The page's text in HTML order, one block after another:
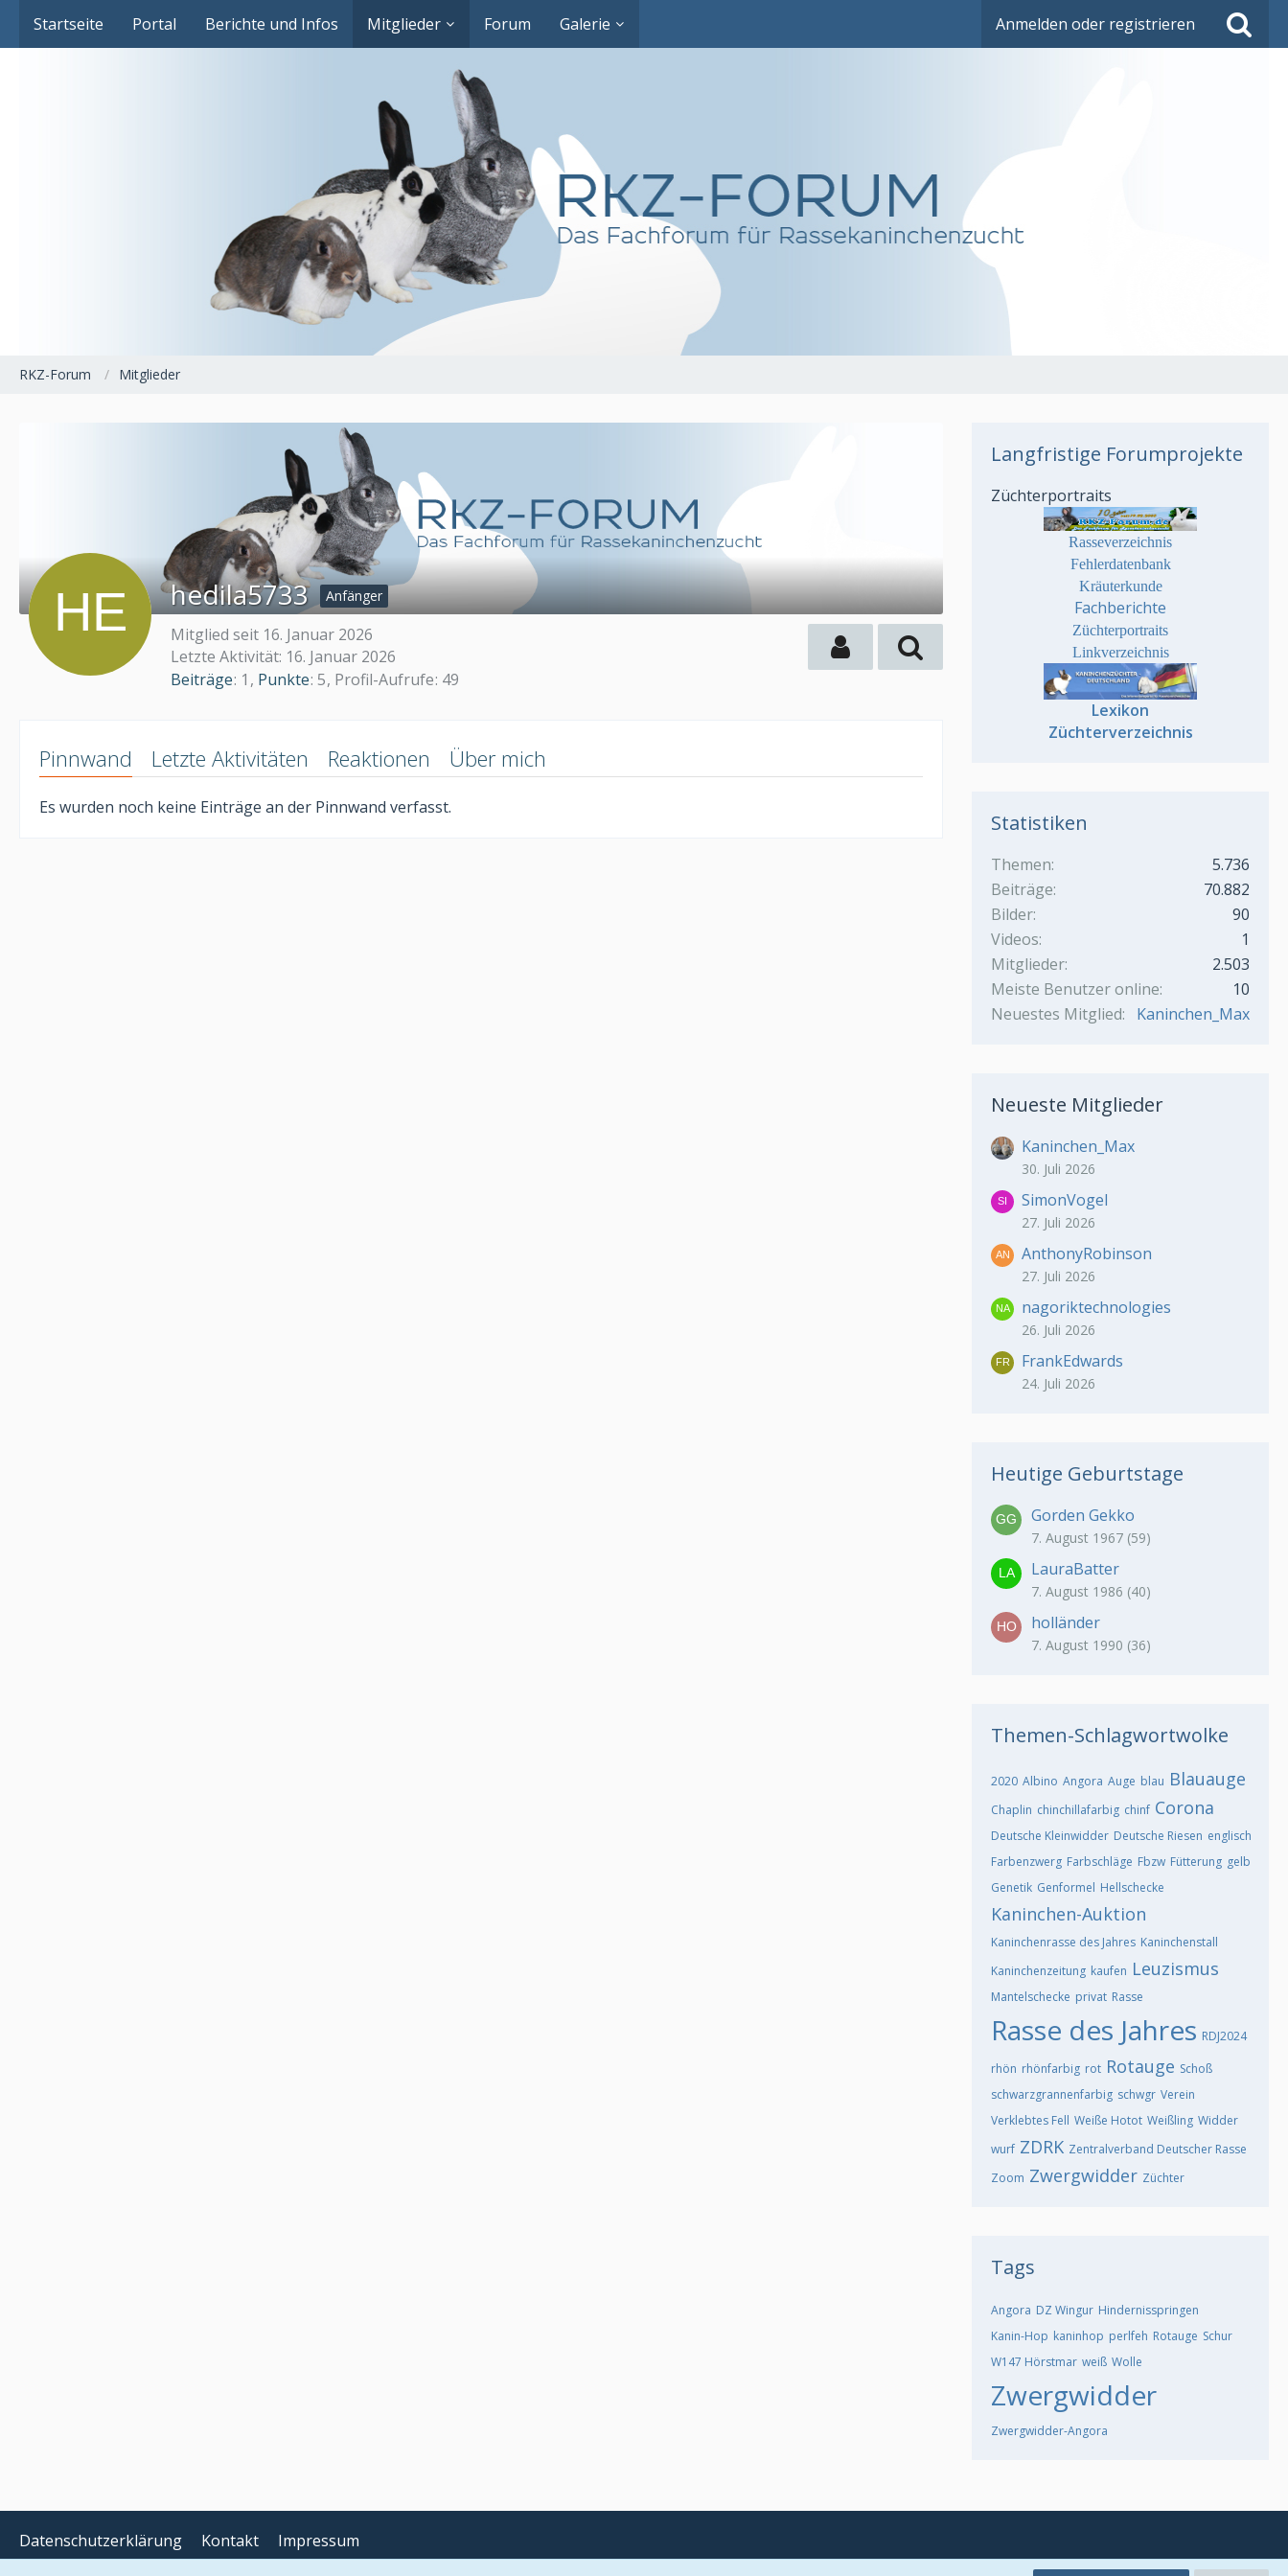
Startseite Portal Berichte und Infos Mitglieder Forum Galerie Anmelden oder registrieren
RKZ-Forum Mitglieder
hedila5733 Anfänger
Mitglied seit 16. Januar 2026
Letzte Aktivität: 16. Januar 2026
Beiträge 1 Punkte 5 Profil-Aufrufe 49
Pinnwand Letzte Aktivitäten Reaktionen Über mich
Es wurden noch keine Einträge an der Pinnwand verfasst.
Langfristige Forumprojekte
Züchterportraits
Rasseverzeichnis
Fehlerdatenbank
Kräuterkunde
Fachberichte
Züchterportraits
Linkverzeichnis
Lexikon
Züchterverzeichnis
Statistiken
Themen
5.736
Beiträge
70.882
Bilder
90
Videos
1
Mitglieder
2.503
Meiste Benutzer online
10
Neuestes Mitglied
Kaninchen_Max
Neueste Mitglieder
Kaninchen_Max
30. Juli 2026
SimonVogel
27. Juli 2026
AnthonyRobinson
27. Juli 2026
nagoriktechnologies
26. Juli 2026
FrankEdwards
24. Juli 2026
Heutige Geburtstage
Gorden Gekko
7. August 1967 (59)
LauraBatter
7. August 1986 (40)
holländer
7. August 1990 (36)
Themen-Schlagwortwolke
2020 Albino Angora Auge blau Blauauge
Chaplin chinchillafarbig chinf Corona
Deutsche Kleinwidder Deutsche Riesen englisch
Farbenzwerg Farbschläge Fbzw Fütterung gelb
Genetik Genformel Hellschecke
Kaninchen-Auktion
Kaninchenrasse des Jahres Kaninchenstall
Kaninchenzeitung kaufen Leuzismus
Mantelschecke privat Rasse
Rasse des Jahres RDJ2024
rhön rhönfarbig rot Rotauge Schoß
schwarzgrannenfarbig schwgr Verein
Verklebtes Fell Weiße Hotot Weißling Widder
wurf ZDRK Zentralverband Deutscher Rasse
Zoom Zwergwidder Züchter
Tags
Angora DZ Wingur Hindernisspringen
Kanin-Hop kaninhop perlfeh Rotauge Schur
W147 Hörstmar weiß Wolle
Zwergwidder
Zwergwidder-Angora
Datenschutzerklärung Kontakt Impressum